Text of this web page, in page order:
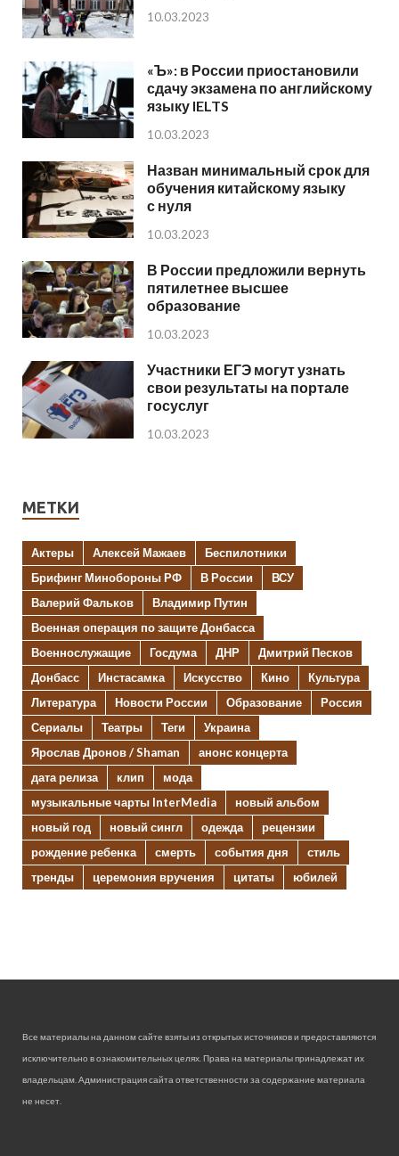
10.03.2023
«Ъ»: в России приостановили
сдачу экзамена по английскому
языку IELTS
10.03.2023
Назван минимальный срок для
обучения китайскому языку
с нуля
10.03.2023
В России предложили вернуть
пятилетнее высшее
образование
10.03.2023
Участники ЕГЭ могут узнать
свои результаты на портале
госуслуг
10.03.2023
МЕТКИ
Актеры Алексей Мажаев
Беспилотники
Брифинг Минобороны РФ
В России
ВСУ
Валерий Фальков
Владимир Путин
Военная операция по защите Донбасса
Военнослужащие
Госдума ДНР
Дмитрий Песков
Донбасс
Инстасамка Искусство Кино
Культура
Литература
Новости России Образование
Россия
Сериалы
Театры Теги
Украина
Ярослав Дронов / Shaman
анонс концерта
дата релиза
клип
мода
музыкальные чарты InterMedia
новый альбом
новый год
новый сингл одежда
рецензии
рождение ребенка
смерть события дня
стиль
тренды
церемония вручения цитаты юбилей
Все материалы на данном сайте взяты из открытых источников и предоставляются
исключительно в ознакомительных целях. Права на материалы принадлежат их
владельцам. Администрация сайта ответственности за содержание материала
не несет.